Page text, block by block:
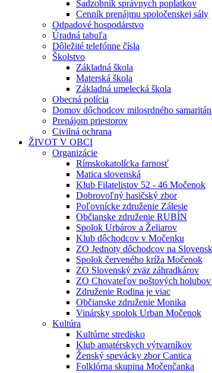
Sadzobník správnych poplatkov
Cenník prenájmu spoločenskej sály
Odpadové hospodárstvo
Úradná tabuľa
Dôležité telefónne čísla
Školstvo
Základná škola
Materská škola
Základná umelecká škola
Obecná polícia
Domov dôchodcov milosrdného
Prenájom priestorov
Civilná ochrana
ŽIVOT V OBCI
Organizácie
Rímskokatolícka farnosť
Matica slovenská
Klub Filatelistov 52 - 46 Močenok
Dobrovoľný hasičský zbor
Poľovnícke združenie Zálesie
Občianske združenie RUBÍN
Spolok Urbárov a Želiarov
Klub dôchodcov v Močenku
ZO Jednoty dôchodcov na
Spolok červeného kríža Močenok
ZO Slovenský zväz záhradkárov
ZO Chovateľov poštových
Združenie Rodina je viac
Občianske združenie Monika
Vinársky spolok Urban Močenok
Kultúra
Kultúrne stredisko
Klub amatérskych výtvarníkov
Ženský spevácky zbor Cantica
Folklórna skupina Močenčanka